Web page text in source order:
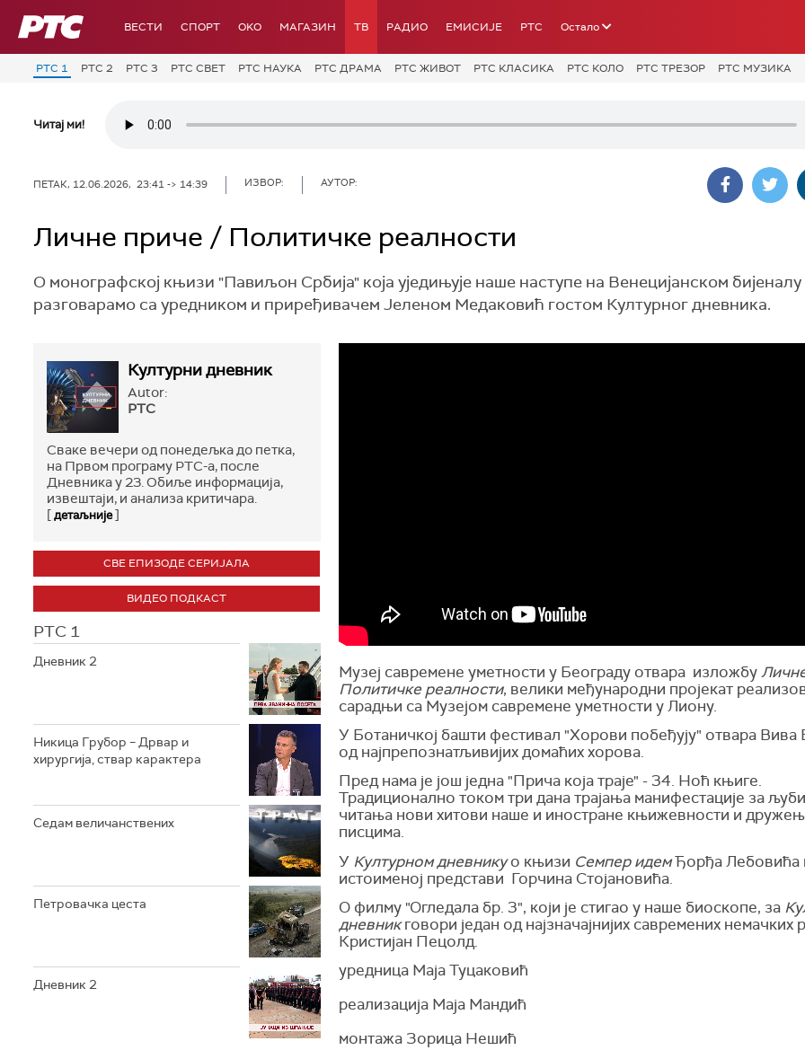
РТС ВЕСТИ СПОРТ OKO МАГАЗИН ТВ РАДИО ЕМИСИЈЕ РТС Остало
РТС 1 РТС 2 РТС 3 РТС СВЕТ РТС НАУКА РТС ДРАМА РТС ЖИВОТ РТС КЛАСИКА РТС КОЛО РТС ТРЕЗОР РТС МУЗИКА
Читај ми!
ПЕТАК, 12.06.2026, 23:41 -> 14:39 ИЗВОР: АУТОР:
Личне приче / Политичке реалности
О монографској књизи "Павиљон Србија" која уједињује наше наступе на Венецијанском бијеналу
разговарамо са уредником и приређивачем Јеленом Медаковић гостом Културног дневника.
Културни дневник
Autor:
РТС
Сваке вечери од понедељка до петка,
на Првом програму РТС-а, после
Дневника у 23. Обиље информација,
извештаји, и анализа критичара.
[детаљније]
СВЕ ЕПИЗОДЕ СЕРИЈАЛА
ВИДЕО ПОДКАСТ
РТС 1
Дневник 2
Никица Грубор – Дрвар и
хирургија, ствар карактера
Седам величанствених
Петровачка цеста
Дневник 2
Музеј савремене уметности у Београду отвара изложбу
Политичке реалности, велики међународни пројекат
сарадњи са Музејом савремене уметности у Лиону.
У Ботаничкој башти фестивал "Хорови побеђују" отвара Вива
од најпрепознатљивијих домаћих хорова.
Пред нама је још једна "Прича која траје" - 34. Ноћ књиге.
Традиционално током три дана трајања манифестације за
читања нови хитови наше и иностране књижевности и
писцима.
У Културном дневникуо књизи Семпер идемЂорђа Лебовића
истоименој представи Горчина Стојановића.
О филму "Огледала бр. 3", који је стигао у наше биоскопе, за
дневникговори један од најзначајнијих савремених немачких
Кристијан Пецолд.
уредница Маја Туцаковић
реализација Маја Мандић
монтажа Зорица Нешић